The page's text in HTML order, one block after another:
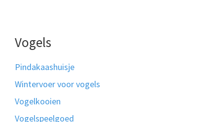
Vogels
Pindakaashuisje
Wintervoer voor vogels
Vogelkooien
Vogelspeelgoed